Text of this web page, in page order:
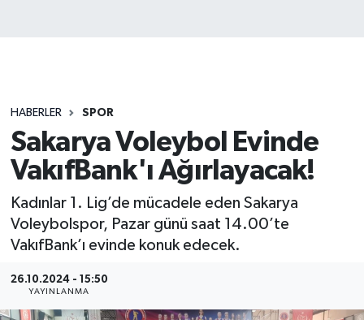
HABERLER SPOR
Sakarya Voleybol Evinde
VakıfBank'ı Ağırlayacak!
Kadınlar 1. Lig’de mücadele eden Sakarya
Voleybolspor, Pazar günü saat 14.00’te
VakıfBank’ı evinde konuk edecek.
26.10.2024 - 15:50
YAYINLANMA